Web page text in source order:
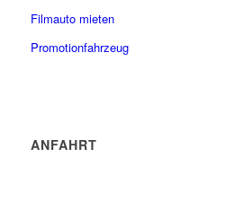
Filmauto mieten
Promotionfahrzeug
ANFAHRT